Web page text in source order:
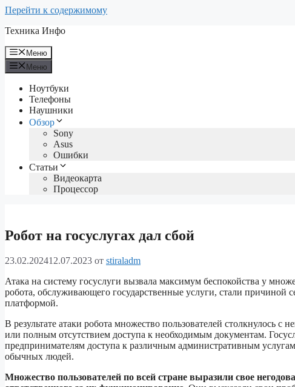
Перейти к содержимому
Техника Инфо
Меню
Меню
Ноутбуки
Телефоны
Наушники
Обзор
Sony
Asus
Ошибки
Статьи
Видеокарта
Процессор
Робот на госуслугах дал сбой
23.02.202412.07.2023 от stiraladm
Атака на систему госуслуги вызвала максимум беспокойства у
робота, обслуживающего государственные услуги, стали причиной
платформой.
В результате атаки робота множество пользователей столкнулось
или полным отсутствием доступа к необходимым документам.
предпринимателям доступа к различным административным
обычных людей.
Множество пользователей по всей стране выразили свое